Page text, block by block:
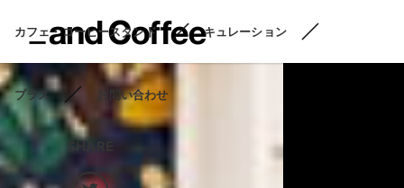
カフェ・コーヒースタンド キュレーション
プラス お問い合わせ
SHARE